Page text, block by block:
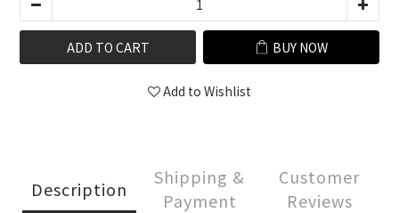
ADD TO CART BUY NOW
Add to Wishlist
Description
Shipping &
Payment
Customer
Reviews